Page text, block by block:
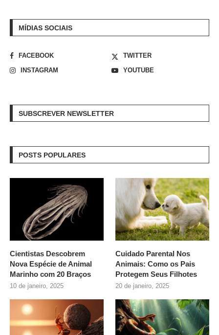
MÍDIAS SOCIAIS
FACEBOOK
TWITTER
INSTAGRAM
YOUTUBE
SUBSCREVER NEWSLETTER
POSTS POPULARES
Cientistas Descobrem
Nova Espécie de Animal
Marinho com 20 Braços
10 de janeiro, 2025
Cuidado Parental Nos
Animais: Como os Pais
Protegem Seus Filhotes
20 de janeiro, 2025